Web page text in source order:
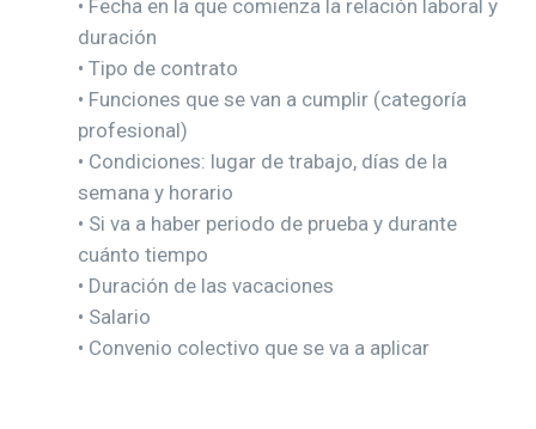
• Fecha en la que comienza la relación laboral y
duración
• Tipo de contrato
• Funciones que se van a cumplir (categoría
profesional)
• Condiciones: lugar de trabajo, días de la
semana y horario
• Si va a haber periodo de prueba y durante
cuánto tiempo
• Duración de las vacaciones
• Salario
• Convenio colectivo que se va a aplicar